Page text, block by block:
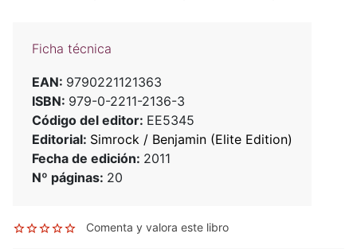
Ficha técnica
EAN: 9790221121363
ISBN: 979-0-2211-2136-3
Código del editor: EE5345
Editorial: Simrock / Benjamin (Elite Edition)
Fecha de edición: 2011
Nº páginas: 20
Comenta y valora este libro